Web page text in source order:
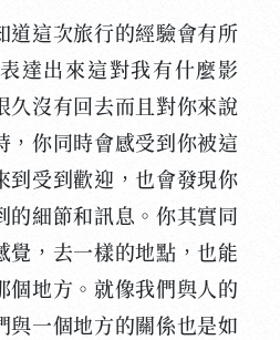
這次旅行的經驗會有所
達出來這對我有什麼影
久沒有回去而且對你來說
，你同時會感受到你被這
到受到歡迎，也會發現你
的細節和訊息。你其實同
覺，去一樣的地點，也能
個地方。就像我們與人的
與一個地方的關係也是如